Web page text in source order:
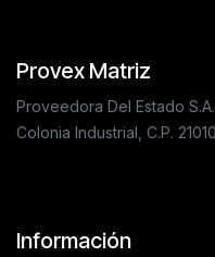
Provex Matriz
Proveedora Del Estado
Colonia Industrial, C.P.
Información